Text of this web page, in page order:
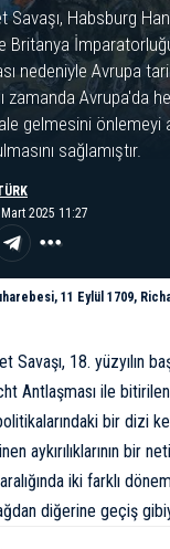
Habsburg
Britanya
nedeniyle Avrupa
zamanda Avrupa'da
gelmesini
sağlamıştır.
2025 11:27
11 Eylül 1709,
Savaşı, 18. yüzyılın
Antlaşması ile
bir dizi
aykırılıklarının bir
iki farklı
diğerine geçiş